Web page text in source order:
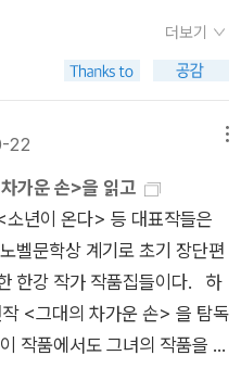
이라고 할까. 피아노를 열망
노 학원을 보내주지 못하는
아졌을 때 피아노 학원에 엄마
마음. 그리하여 중학교 3학년
같다. 언제 기회가 되면 피아
면 「여름의 소년들에게」는
후에 읽으면 좋겠다는 생각이
침묵하고 서로를 외롭게 하는
연 대화의 문제일까? 「일
복받은 집」 세 편에서 발견되는
을 전혀 서술하지 않고 있다
시선과 심리만을 그리고 있
운 지점이다. 오히려 그렇게
더 선명하게 볼 수 있다. 그
위주의 사고를 발견하게 된다.
재가 인간이라는, 자신의 상처
뿐만 아니라 타인도 고통스럽
한강의 단편「아기부처」에
자들을 대상으로 석고를 뜨면
. 여전히 그는 껍데기만을 만
쓸쓸한 얼굴을 지으며 나는
한 살이었다. 커다란 몸에 갸
사랑이란 뭘까. 자신을 향해
. 그 소년의 껍데기를 사랑하
서 L과 재회한다. 하지만 그녀
상태였다. 하지만 그녀는 예전
할 수 없는 식욕이 여전했고,
치면 그 꿈으로부터 해방되
숙명 앞에 서게 된다. 그렇게
는다』 진혼곡들이 탄생한다.
료를 읽으면서부터 악몽을
폭력이 담긴 꿈들이었다.(『작
에 대해 쓰기로 마음먹었으면
라고, 모든 흔적들을 손쉽게
그토록 순진하게—뻔뻔스럽게
그 서슬에 담겨있는 분노와 행
베란다에서 식물이 되어버린
물을 돌본다. 식물이 시들고
내가 다시 돋아날까 하는 생
었던 ‘베란다 사건’은 인간의
켜켜이 쌓여 있던 분노를 담을
각했다. 「내 여자의
발걸음처럼 보인다. 이 단편이
것이 아니다. 인간의 폭력성
에서 좀 더 구체적으로 묘사되
더보기
22
가운 손>을 읽고
년이 온다> 등 대표작들은
벨문학상 계기로 초기 장단편
강 작가 작품집들이다. 하
<그대의 차가운 손> 을 탐독
작품에서도 그녀의 작품을 관